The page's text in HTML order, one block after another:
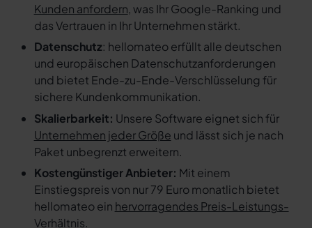
Kunden anfordern, was Ihr Google-Ranking und
das Vertrauen in Ihr Unternehmen stärkt.
Datenschutz: hellomateo erfüllt alle deutschen
und europäischen Datenschutzanforderungen
und bietet Ende-zu-Ende-Verschlüsselung für
sichere Kundenkommunikation.
Skalierbarkeit: Unsere Software eignet sich für
Unternehmen jeder Größe und lässt sich je nach
Paket unbegrenzt erweitern.
Kostengünstiger Anbieter: Mit einem
Einstiegspreis von nur 79 Euro monatlich bietet
hellomateo ein hervorragendes Preis-Leistungs-
Verhältnis.